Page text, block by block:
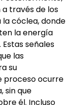
través de los
la cóclea, donde
la energía
señales
las
su
proceso ocurre
sin que
él. Incluso